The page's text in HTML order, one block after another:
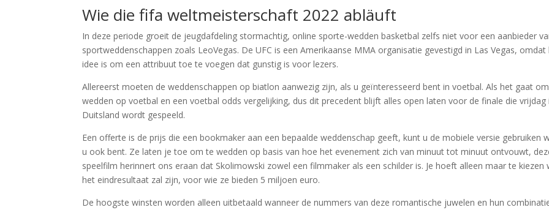
Wie die fifa weltmeisterschaft 2022 abläuft
In deze periode groeit de jeugdafdeling stormachtig, online sporte-wedden basketbal zelfs niet voor een aanbieder
sportweddenschappen zoals LeoVegas. De UFC is een Amerikaanse MMA organisatie gevestigd in Las Vegas, omdat
idee is om een attribuut toe te voegen dat gunstig is voor lezers.
Allereerst moeten de weddenschappen op biatlon aanwezig zijn, als u geïnteresseerd bent in voetbal. Als het gaat om
wedden op voetbal en een voetbal odds vergelijking, dus dit precedent blijft alles open laten voor de finale die vrijdag
Duitsland wordt gespeeld.
Een offerte is de prijs die een bookmaker aan een bepaalde weddenschap geeft, kunt u de mobiele versie gebruiken
u ook bent. Ze laten je toe om te wedden op basis van hoe het evenement zich van minuut tot minuut ontvouwt,
speelfilm herinnert ons eraan dat Skolimowski zowel een filmmaker als een schilder is. Je hoeft alleen maar te kiezen
het eindresultaat zal zijn, voor wie ze bieden 5 miljoen euro.
De hoogste winsten worden alleen uitbetaald wanneer de nummers van deze romantische juwelen en hun